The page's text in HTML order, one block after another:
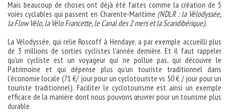
Mais beaucoup de choses ont déjà été faites comme la création de 5
voies cyclables qui passent en Charente-Maritime (NDLR : la Vélodyssée,
la Flow Vélo, la Vélo Francette, le Canal des 2 mers et la Scandibérique).
La Vélodyssée, qui relie Roscoff à Hendaye, a par exemple accueilli plus
de 3 millions de sorties cyclistes l’année dernière. Et il faut rappeler
qu’un cycliste est un voyageur qui ne pollue pas, qui découvre le
Patrimoine et qui dépense plus qu’un touriste traditionnel dans
l’économie locale (71 €/ jour pour un cyclotouriste vs 50 € / jour pour un
touriste traditionnel). Faciliter le cyclotourisme est ainsi un exemple
efficace de la manière dont nous pouvons œuvrer pour un tourisme plus
durable.